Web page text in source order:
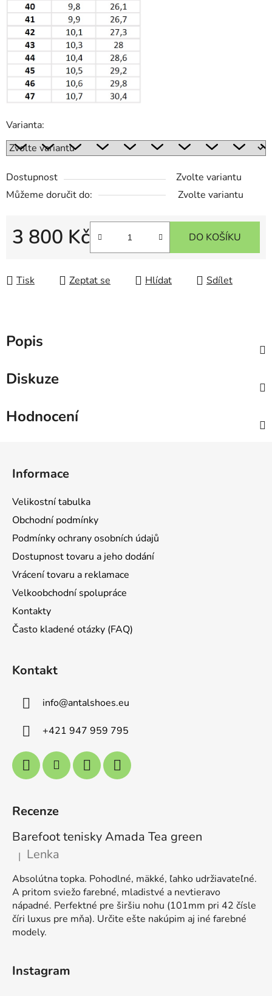
Varianta:
Dostupnost
Zvolte variantu
Můžeme doručit do:
Zvolte variantu
3 800 Kč DO KOŠÍKU
Tisk Zeptat se Hlídat Sdílet
Popis
Diskuze
Hodnocení
Informace
Velikostní tabulka
Obchodní podmínky
Podmínky ochrany osobních údajů
Dostupnost tovaru a jeho dodání
Vrácení tovaru a reklamace
Velkoobchodní spolupráce
Kontakty
Často kladené otázky (FAQ)
Kontakt
info@antalshoes.eu
+421 947 959 795
Recenze
Barefoot tenisky Amada Tea green
Hodnocení produktu je 5 z 5 hvězdiček.
| Lenka
Absolútna topka. Pohodlné, mäkké, ľahko udržiavateľné.
A pritom sviežo farebné, mladistvé a nevtieravo
nápadné. Perfektné pre širšiu nohu (101mm pri 42 čísle
číri luxus pre mňa). Určite ešte nakúpim aj iné farebné
modely.
Instagram